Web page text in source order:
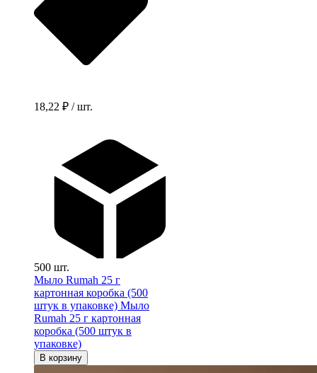
18,22 ₽ / шт.
500 шт.
Мыло Rumah 25 г
картонная коробка (500
штук в упаковке) Мыло
Rumah 25 г картонная
коробка (500 штук в
упаковке)
В корзину